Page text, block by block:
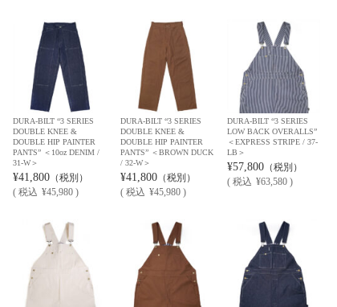
DURA-BILT “3 SERIES
DOUBLE KNEE &
DOUBLE HIP PAINTER
PANTS” ＜10oz DENIM /
31-W＞
¥41,800 （税別）
(税込 ¥45,980 )
DURA-BILT “3 SERIES
DOUBLE KNEE &
DOUBLE HIP PAINTER
PANTS” ＜BROWN DUCK
/ 32-W＞
¥41,800（税別）
( 税込 ¥45,980 )
DURA-BILT “3 SERIES
LOW BACK OVERALLS”
＜EXPRESS STRIPE / 37-
LB＞
¥57,800（税別）
( 税込 ¥63,580 )